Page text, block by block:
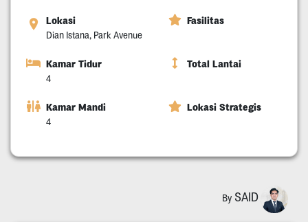
Lokasi
Dian Istana, Park Avenue
Fasilitas
Kamar Tidur
4
Total Lantai
Kamar Mandi
4
Lokasi Strategis
By SAID